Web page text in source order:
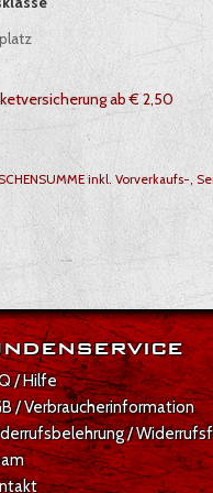
ab € 2,50
inkl. Vorverkaufs-,
€ 43,10
/ Hilfe
/ Verbraucherinformation
/